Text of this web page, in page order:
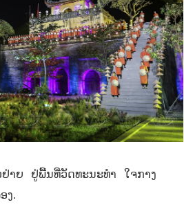
າຍ ຢູ່ພື້ນທີ່ວັດທະນະທຳ ໃຈກາງ
ງ.